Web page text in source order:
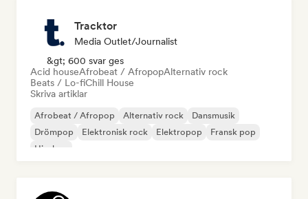
Tracktor
Media Outlet/Journalist
&gt; 600 svar ges
Acid houseAfrobeat / AfropopAlternativ rock
Beats / Lo-fiChill House
Skriva artiklar
Afrobeat / Afropop Alternativ rock
Dansmusik
Drömpop
Elektronisk rock Elektropop
Fransk pop
Hip-hop